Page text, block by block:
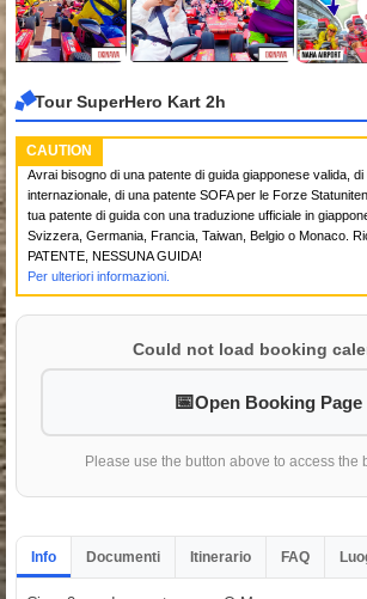
Tour SuperHero Kart 2h
CAUTION
Avrai bisogno di una patente di guida giapponese valida,
internazionale, di una patente SOFA per le Forze
tua patente di guida con una traduzione ufficiale in
Svizzera, Germania, Francia, Taiwan, Belgio o Monaco.
PATENTE, NESSUNA GUIDA!
Per ulteriori informazioni.
Could not load booking
Open Booking Page
Please use the button above to access the
Info Documenti Itinerario FAQ